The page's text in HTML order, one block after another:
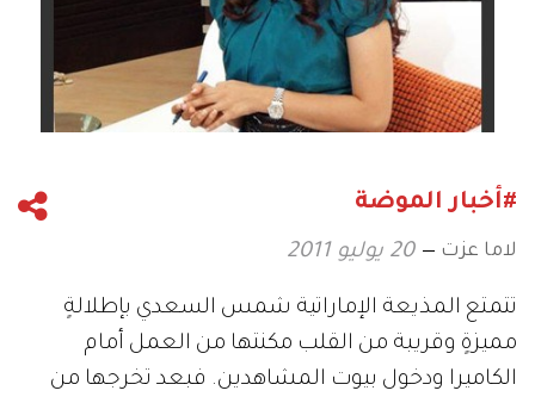
#أخبار الموضة
لاما عزت 20 يوليو 2011
تتمتع المذيعة الإماراتية شمس السعدي بإطلالةٍ
مميزةٍ وقريبة من القلب مكنتها من العمل أمام
الكاميرا ودخول بيوت المشاهدين. فبعد تخرجها من